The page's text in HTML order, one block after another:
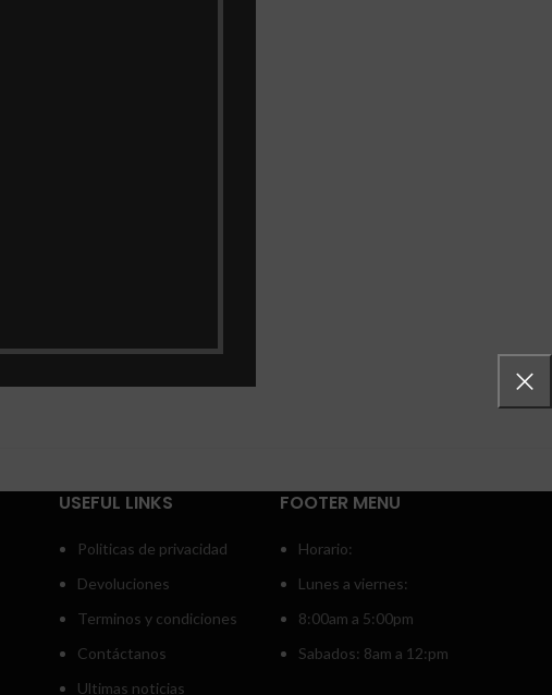
USEFUL LINKS
Politicas de privacidad
Devoluciones
Terminos y condiciones
Contáctanos
Ultimas noticias
FOOTER MENU
Horario:
Lunes a viernes:
8:00am a 5:00pm
Sabados: 8am a 12:pm